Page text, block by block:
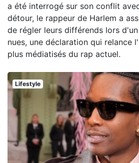
a été interrogé sur son conflit
détour, le rappeur de Harlem a
de régler leurs différends lors
nues, une déclaration qui relance
plus médiatisés du rap actuel.
Lifestyle